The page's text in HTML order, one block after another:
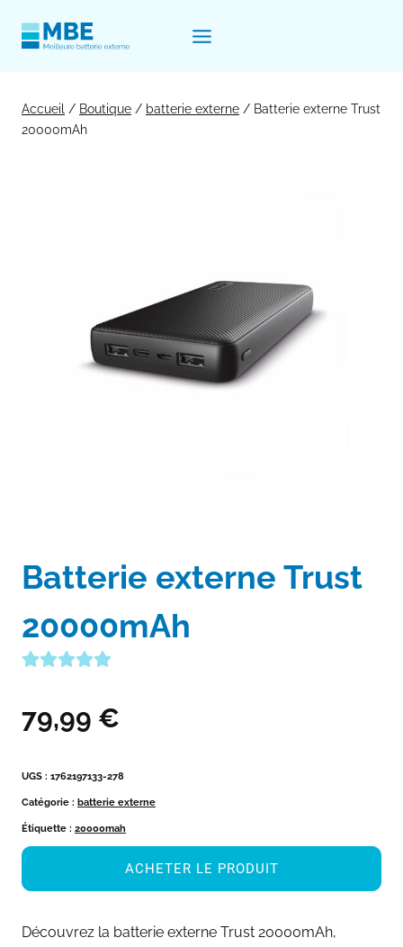
Accueil / Boutique / batterie externe / Batterie externe Trust
20000mAh
Batterie externe Trust
20000mAh
79,99 €
UGS : 1762197133-278
Catégorie : batterie externe
Étiquette : 20000mah
ACHETER LE PRODUIT
Découvrez la batterie externe Trust 20000mAh,